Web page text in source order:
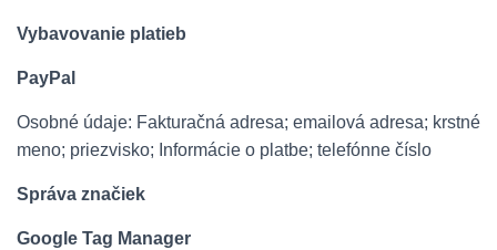
Vybavovanie platieb
PayPal
Osobné údaje: Fakturačná adresa; emailová adresa; krstné
meno; priezvisko; Informácie o platbe; telefónne číslo
Správa značiek
Google Tag Manager